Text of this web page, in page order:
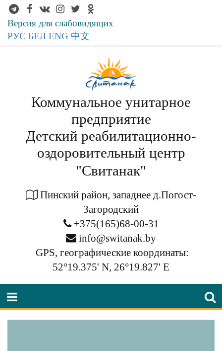
Версия для слабовидящих
РУС БЕЛ ENG 中文
Коммунальное унитарное
предприятие
Детский реабилитационно-
оздоровительный центр
"Свитанак"
Пинский район, западнее д.Погост-
Загородский
+375(165)68-00-31
info@switanak.by
GPS, географические координаты:
52°19.375' N, 26°19.827' E